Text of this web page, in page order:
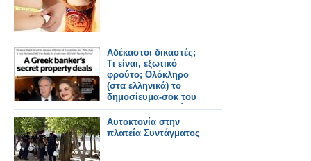
Αδέκαστοι δικαστές;
Τι είναι, εξωτικό
φρούτο; Ολόκληρο
(στα ελληνικά) το
δημοσίευμα-σοκ του
Reuters για το ζεύγος
Σάλλα...
Αυτοκτονία στην
πλατεία Συντάγματος